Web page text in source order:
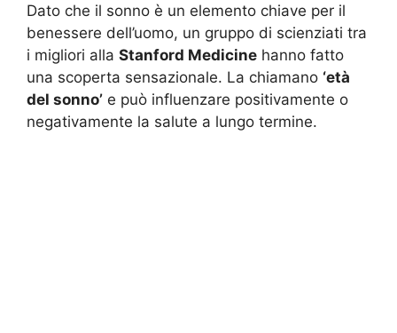
Dato che il sonno è un elemento chiave per il
benessere dell’uomo, un gruppo di scienziati tra
i migliori alla Stanford Medicine hanno fatto
una scoperta sensazionale. La chiamano ‘età
del sonno’ e può influenzare positivamente o
negativamente la salute a lungo termine.